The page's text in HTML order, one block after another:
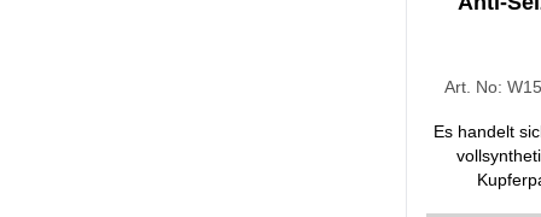
Art. No:
Es handelt